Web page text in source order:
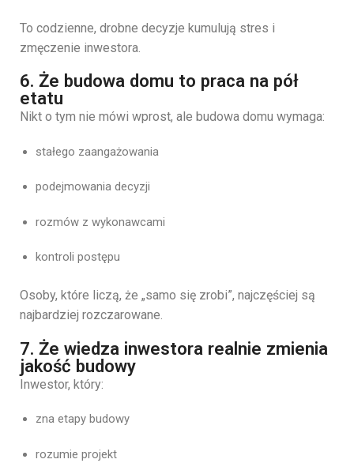
To codzienne, drobne decyzje kumulują stres i
zmęczenie inwestora.
6. Że budowa domu to praca na pół
etatu
Nikt o tym nie mówi wprost, ale budowa domu wymaga:
stałego zaangażowania
podejmowania decyzji
rozmów z wykonawcami
kontroli postępu
Osoby, które liczą, że „samo się zrobi”, najczęściej są
najbardziej rozczarowane.
7. Że wiedza inwestora realnie zmienia
jakość budowy
Inwestor, który:
zna etapy budowy
rozumie projekt